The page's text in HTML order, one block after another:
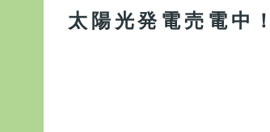
太陽光発電売電中